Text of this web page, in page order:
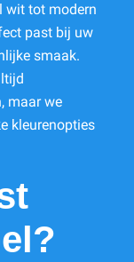
wit tot modern
past bij uw
smaak.
maar we
kleurenopties